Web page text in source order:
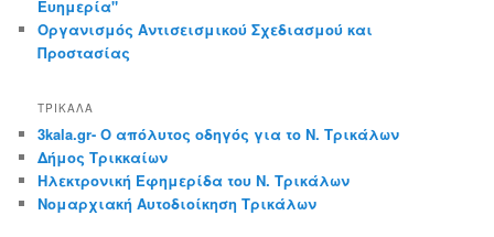
Ευημερία"
Οργανισμός Αντισεισμικού Σχεδιασμού και
Προστασίας
ΤΡΙΚΑΛΑ
3kala.gr- Ο απόλυτος οδηγός για το Ν. Τρικάλων
Δήμος Τρικκαίων
Ηλεκτρονική Εφημερίδα του Ν. Τρικάλων
Νομαρχιακή Αυτοδιοίκηση Τρικάλων